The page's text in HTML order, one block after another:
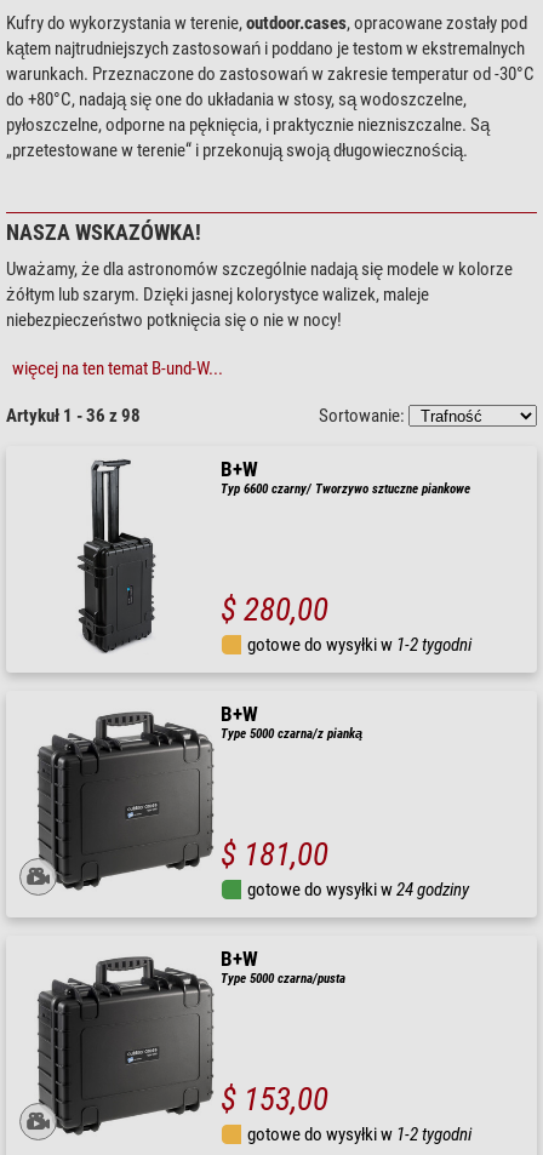
Kufry do wykorzystania w terenie,outdoor.cases, opracowane zostały pod
kątem najtrudniejszych zastosowań i poddano je testom w ekstremalnych
warunkach. Przeznaczone do zastosowań w zakresie temperatur od -30°C
do +80°C, nadają się one do układania w stosy, są wodoszczelne,
pyłoszczelne, odporne na pęknięcia, i praktycznie niezniszczalne. Są
„przetestowane w terenie“ i przekonują swoją długowiecznością.
NASZA WSKAZÓWKA!
Uważamy, że dla astronomów szczególnie nadają się modele w kolorze
żółtym lub szarym. Dzięki jasnej kolorystyce walizek, maleje
niebezpieczeństwo potknięcia się o nie w nocy!
więcej na ten temat B-und-W...
Artykuł 1 - 36 z 98 Sortowanie:
B+W
Typ 6600 czarny/ Tworzywo sztuczne piankowe
$ 280,00
gotowe do wysyłki w 1-2 tygodni
B+W
Type 5000 czarna/z pianką
$ 181,00
gotowe do wysyłki w24 godziny
B+W
Type 5000 czarna/pusta
$ 153,00
gotowe do wysyłki w 1-2 tygodni